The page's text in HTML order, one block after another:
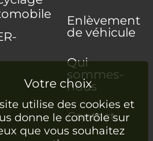
Enlèvement
de véhicule
Qui
sommes-
nous
Contact
utilise des cookies et
donne le contrôle sur
que vous souhaitez